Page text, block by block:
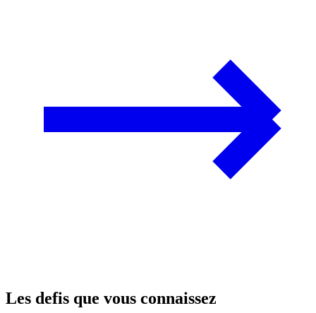
Les defis que vous connaissez